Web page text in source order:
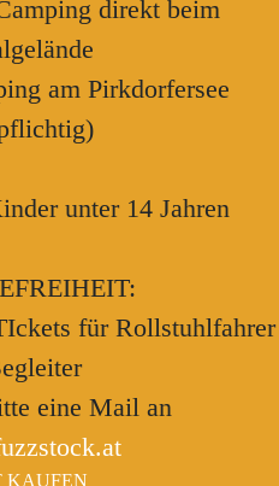
direkt beim
am Pirkdorfersee
unter 14 Jahren
für Rollstuhlfahrer
eine Mail an
KAUFEN